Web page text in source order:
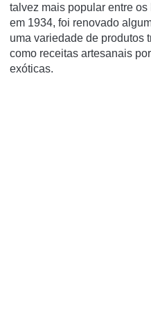
talvez mais popular entre
em 1934, foi renovado
uma variedade de produtos
como receitas artesanais
exóticas.